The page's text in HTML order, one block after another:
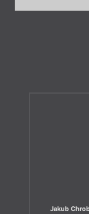
Jakub